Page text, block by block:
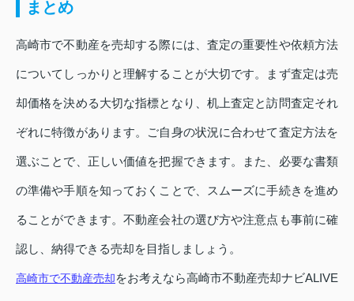
まとめ
高崎市で不動産を売却する際には、査定の重要性や依頼方法
についてしっかりと理解することが大切です。まず査定は売
却価格を決める大切な指標となり、机上査定と訪問査定それ
ぞれに特徴があります。ご自身の状況に合わせて査定方法を
選ぶことで、正しい価値を把握できます。また、必要な書類
の準備や手順を知っておくことで、スムーズに手続きを進め
ることができます。不動産会社の選び方や注意点も事前に確
認し、納得できる売却を目指しましょう。
高崎市で不動産売却をお考えなら高崎市不動産売却ナビALIVE